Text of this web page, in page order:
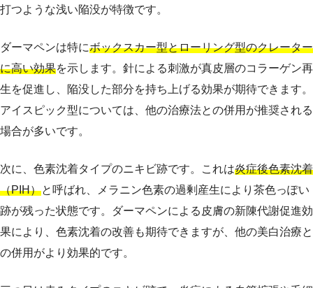
打つような浅い陥没が特徴です。
ダーマペンは特にボックスカー型とローリング型のクレーター
に高い効果を示します。針による刺激が真皮層のコラーゲン再
生を促進し、陥没した部分を持ち上げる効果が期待できます。
アイスピック型については、他の治療法との併用が推奨される
場合が多いです。
次に、色素沈着タイプのニキビ跡です。これは炎症後色素沈着
（PIH）と呼ばれ、メラニン色素の過剰産生により茶色っぽい
跡が残った状態です。ダーマペンによる皮膚の新陳代謝促進効
果により、色素沈着の改善も期待できますが、他の美白治療と
の併用がより効果的です。